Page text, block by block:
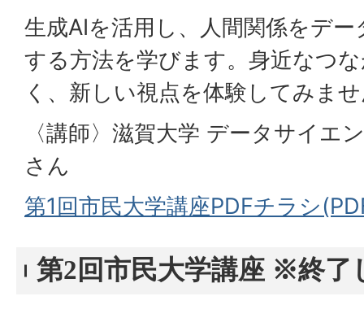
生成AIを活用し、人間関係をデ
する方法を学びます。身近なつ
く、新しい視点を体験してみま
〈講師〉滋賀大学 データサイエ
さん
第1回市民大学講座PDFチラシ
第2回市民大学講座 ※終了